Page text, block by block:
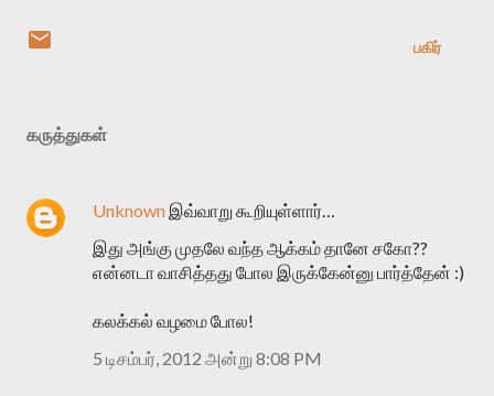
பகிர்
கருத்துகள்
Unknown இவ்வாறு கூறியுள்ளார்…
இது அங்கு முதலே வந்த ஆக்கம் தானே சகோ??
என்னடா வாசித்தது போல இருக்கேன்னு பார்த்தேன் :)
கலக்கல் வழமை போல!
5 டிசம்பர், 2012 அன்று 8:08 PM